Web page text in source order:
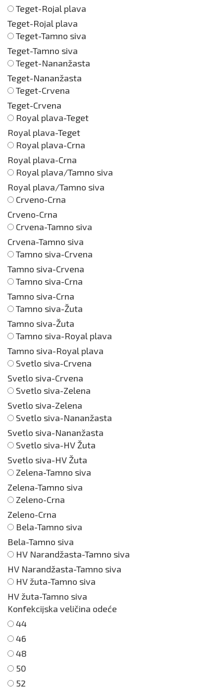
Teget-Rojal plava
Teget-Rojal plava
Teget-Tamno siva
Teget-Tamno siva
Teget-Nananžasta
Teget-Nananžasta
Teget-Crvena
Teget-Crvena
Royal plava-Teget
Royal plava-Teget
Royal plava-Crna
Royal plava-Crna
Royal plava/Tamno siva
Royal plava/Tamno siva
Crveno-Crna
Crveno-Crna
Crvena-Tamno siva
Crvena-Tamno siva
Tamno siva-Crvena
Tamno siva-Crvena
Tamno siva-Crna
Tamno siva-Crna
Tamno siva-Žuta
Tamno siva-Žuta
Tamno siva-Royal plava
Tamno siva-Royal plava
Svetlo siva-Crvena
Svetlo siva-Crvena
Svetlo siva-Zelena
Svetlo siva-Zelena
Svetlo siva-Nananžasta
Svetlo siva-Nananžasta
Svetlo siva-HV Žuta
Svetlo siva-HV Žuta
Zelena-Tamno siva
Zelena-Tamno siva
Zeleno-Crna
Zeleno-Crna
Bela-Tamno siva
Bela-Tamno siva
HV Narandžasta-Tamno siva
HV Narandžasta-Tamno siva
HV žuta-Tamno siva
HV žuta-Tamno siva
Konfekcijska veličina odeće
44
46
48
50
52